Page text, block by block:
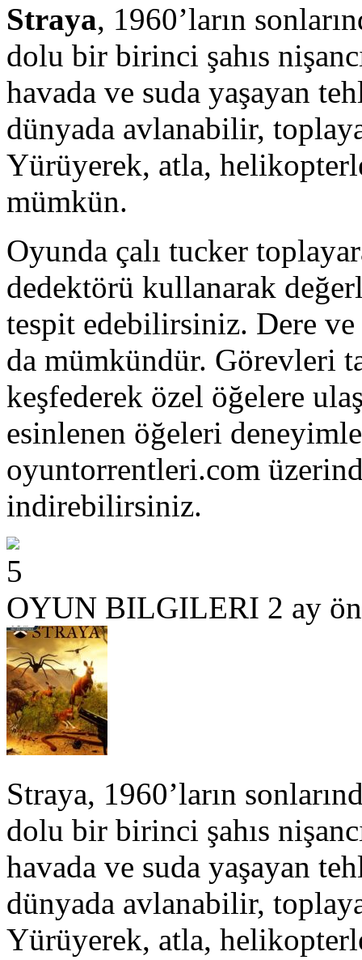
Straya, 1960’ların
dolu bir birinci şahıs
havada ve suda yaşayan
dünyada avlanabilir,
Yürüyerek, atla,
mümkün.
Oyunda çalı tucker
dedektörü kullanarak
tespit edebilirsiniz. Dere
da mümkündür. Görevleri
keşfederek özel öğelere
esinlenen öğeleri
oyuntorrentleri.com
indirebilirsiniz.
5
OYUN BILGILERI 2 ay
Straya, 1960’ların
dolu bir birinci şahıs
havada ve suda yaşayan
dünyada avlanabilir,
Yürüyerek, atla,